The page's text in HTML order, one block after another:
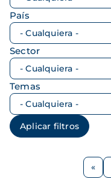
País
Sector
Temas